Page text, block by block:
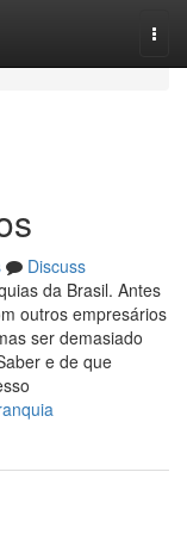
Discuss
da Brasil. Antes
outros empresários
ser demasiado
e de que